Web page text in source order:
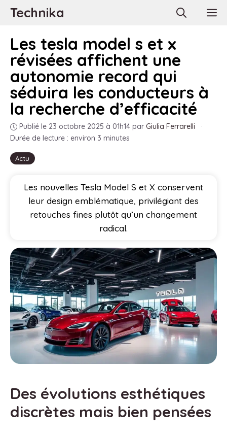
AllerTechnika
Actu
Les tesla model s et x
révisées affichent une
autonomie record qui
séduira les conducteurs à
la recherche d’efficacité
Publié le 23 octobre 2025 à 01h14 par Giulia Ferrarelli
·
Durée de lecture : environ 3 minutes
Les nouvelles Tesla Model S et X conservent
leur design emblématique, privilégiant des
retouches fines plutôt qu’un changement
radical.
Des évolutions esthétiques
discrètes mais bien pensées